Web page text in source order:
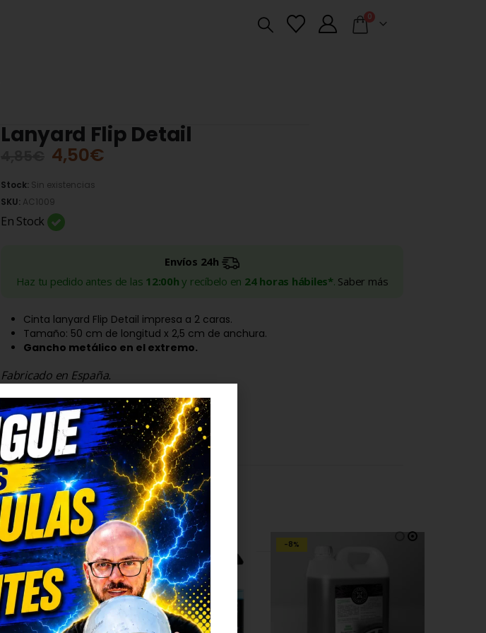
0
Lanyard Flip Detail
4,50€
Stock: Sin existencias
SKU: AC1009
En Stock
Envíos 24h
Haz tu pedido antes de las 12:00h y recíbelo en 24 horas hábiles*. Saber más
Cinta lanyard Flip Detail impresa a 2 caras.
Tamaño: 50 cm de longitud x 2,5 cm de anchura.
Gancho metálico en el extremo.
Fabricado en España.
TRUSTED SHOPS REVIEWS
-8%